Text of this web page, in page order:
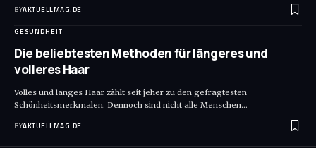
BYAKTUELLMAG.DE
GESUNDHEIT
Die beliebtesten Methoden für längeres und
volleres Haar
Volles und langes Haar zählt seit jeher zu den gefragtesten
Schönheitsmerkmalen. Dennoch sind nicht alle Menschen…
BYAKTUELLMAG.DE